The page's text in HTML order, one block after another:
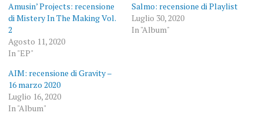
Amusin’ Projects: recensione
di Mistery In The Making Vol.
2
Agosto 11, 2020
In "EP"
Salmo: recensione di Playlist
Luglio 30, 2020
In "Album"
AIM: recensione di Gravity –
16 marzo 2020
Luglio 16, 2020
In "Album"